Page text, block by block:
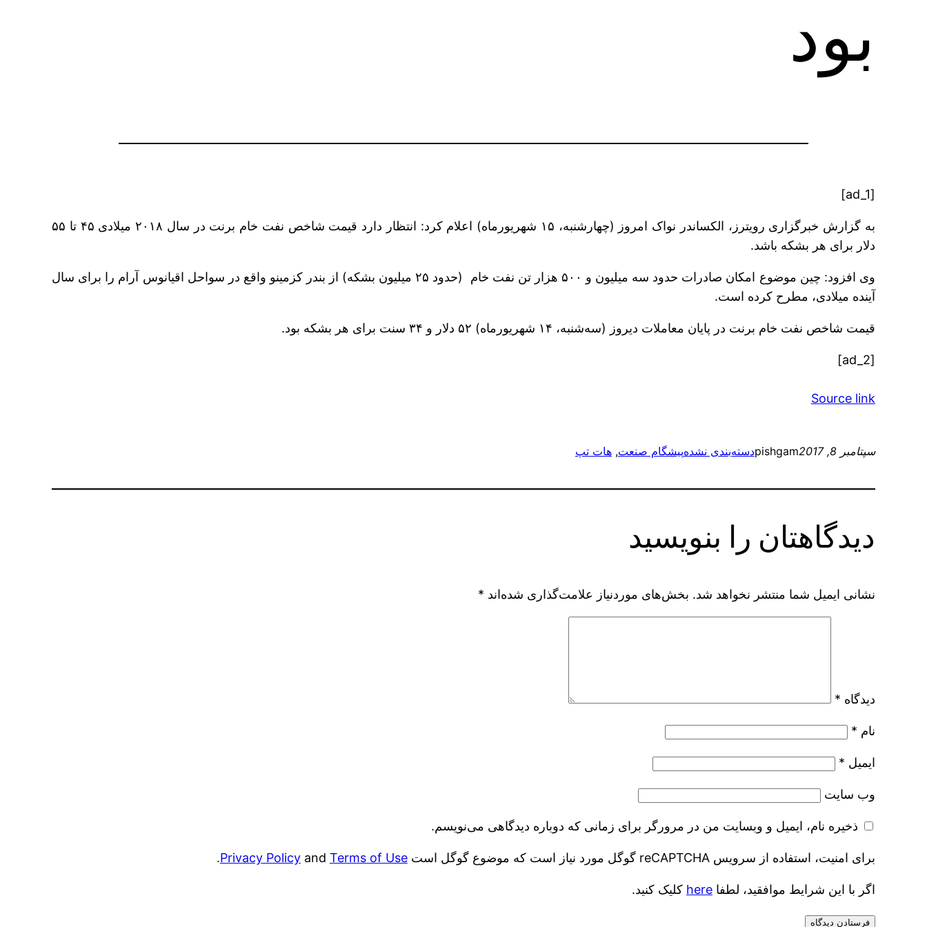
بود
[ad_1]
به گزارش خبرگزاری رویترز، الکساندر نواک امروز (چهارشنبه، ۱۵ شهریورماه) اعلام کرد: انتظار دارد قیمت شاخص نفت خام برنت در سال ۲۰۱۸ میلادی ۴۵ تا ۵۵
دلار برای هر بشکه باشد.
وی افزود: چین موضوع امکان صادرات حدود سه میلیون و ۵۰۰ هزار تن نفت خام (حدود ۲۵ میلیون بشکه) از بندر کزمینو واقع در سواحل اقیانوس آرام را برای سال
آینده میلادی، مطرح کرده است.
قیمت شاخص نفت خام برنت در پایان معاملات دیروز (سه‌شنبه، ۱۴ شهریورماه) ۵۲ دلار و ۳۴ سنت برای هر بشکه بود.
[ad_2]
Source link
سپتامبر 8, 2017 pishgamدسته‌بندی نشدهپیشگام صنعت, هات تپ
دیدگاهتان را بنویسید
نشانی ایمیل شما منتشر نخواهد شد. بخش‌های موردنیاز علامت‌گذاری شده‌اند *
دیدگاه *
نام *
ایمیل *
وب‌ سایت
ذخیره نام، ایمیل و وبسایت من در مرورگر برای زمانی که دوباره دیدگاهی می‌نویسم.
برای امنیت، استفاده از سرویس reCAPTCHA گوگل مورد نیاز است که موضوع گوگل است Privacy Policyand Terms of Use
.
اگر با این شرایط موافقید، لطفاhere کلیک کنید.